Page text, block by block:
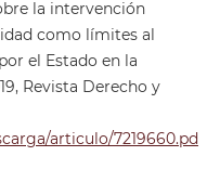
la intervención
como límites al
el Estado en la
Revista Derecho y
articulo/7219660.pd